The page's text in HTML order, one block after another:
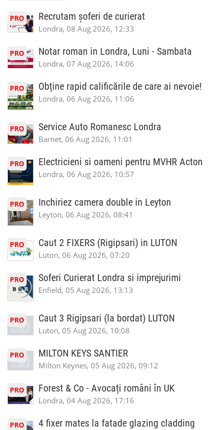
PRO Recrutam șoferi de curierat
Londra, 08 Aug 2026, 12:33
PRO Notar roman in Londra, Luni - Sambata
Londra, 07 Aug 2026, 14:06
PRO Obține rapid calificările de care ai nevoie!
Londra, 06 Aug 2026, 11:06
PRO Service Auto Romanesc Londra
Barnet, 06 Aug 2026, 11:01
PRO Electricieni si oameni pentru MVHR Acton
Londra, 06 Aug 2026, 10:57
PRO Inchiriez camera double in Leyton
Leyton, 06 Aug 2026, 08:41
PRO Caut 2 FIXERS (Rigipsari) in LUTON
Luton, 06 Aug 2026, 07:20
PRO Soferi Curierat Londra si imprejurimi
Enfield, 05 Aug 2026, 13:13
PRO Caut 3 Rigipsari (la bordat) LUTON
Luton, 05 Aug 2026, 10:08
PRO MILTON KEYS SANTIER
Milton Keynes, 05 Aug 2026, 09:12
PRO Forest & Co - Avocați români în UK
Londra, 04 Aug 2026, 17:16
PRO 4 fixer mates la fatade glazing cladding